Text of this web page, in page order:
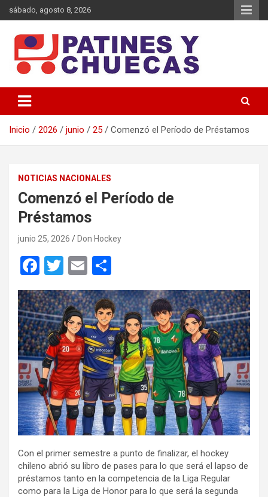
Saltar
al
sábado, agosto 8, 2026
Patines y Chuecas
Inicio 2026 junio 25 Comenzó el Período de Préstamos
NOTICIAS NACIONALES
Comenzó el Período de
Préstamos
junio 25, 2026 Don Hockey
F
a
ce
b
o
o
k
T
wi
tt
er
E
m
ail
o
m
p
ar
tir
Con el primer semestre a punto de finalizar, el hockey
chileno abrió su libro de pases para lo que será el lapso de
préstamos tanto en la competencia de la Liga Regular
como para la Liga de Honor para lo que será la segunda